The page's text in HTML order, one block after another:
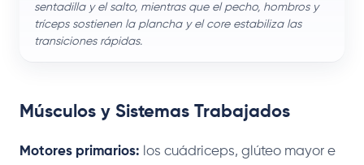
sentadilla y el salto, mientras que el pecho, hombros y
tríceps sostienen la plancha y el core estabiliza las
transiciones rápidas.
Músculos y Sistemas Trabajados
Motores primarios: los cuádriceps, glúteo mayor e